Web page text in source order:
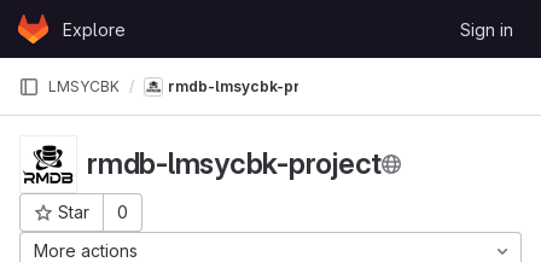
Skip to content
GitLabExplore Sign in
LMSYCBK rmdb-lmsycbk-project
rmdb-lmsycbk-project
Star
0
Project ID: 39540
More actions